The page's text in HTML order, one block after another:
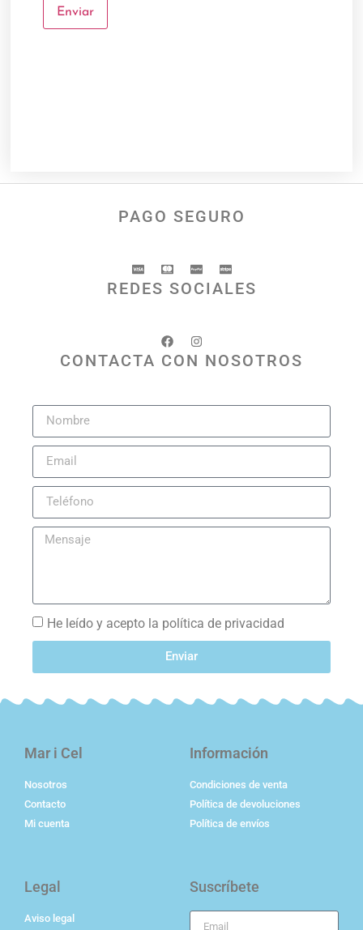
PAGO SEGURO
REDES SOCIALES
CONTACTA CON NOSOTROS
He leído y acepto la política de privacidad
Enviar
Mar i Cel
Nosotros
Contacto
Mi cuenta
Información
Condiciones de venta
Política de devoluciones
Política de envíos
Legal
Aviso legal
Suscríbete